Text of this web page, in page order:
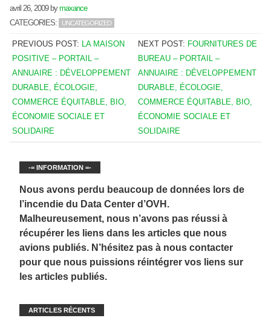
avril 26, 2009bymaxance
CATEGORIES:
UNCATEGORIZED
PREVIOUS POST: LA MAISON
POSITIVE – PORTAIL –
ANNUAIRE : DÉVELOPPEMENT
DURABLE, ÉCOLOGIE,
COMMERCE ÉQUITABLE, BIO,
ÉCONOMIE SOCIALE ET
SOLIDAIRE
NEXT POST: FOURNITURES DE
BUREAU – PORTAIL –
ANNUAIRE : DÉVELOPPEMENT
DURABLE, ÉCOLOGIE,
COMMERCE ÉQUITABLE, BIO,
ÉCONOMIE SOCIALE ET
SOLIDAIRE
-= INFORMATION =-
Nous avons perdu beaucoup de données lors de
l’incendie du Data Center d’OVH.
Malheureusement, nous n’avons pas réussi à
récupérer les liens dans les articles que nous
avions publiés. N’hésitez pas à nous contacter
pour que nous puissions réintégrer vos liens sur
les articles publiés.
ARTICLES RÉCENTS